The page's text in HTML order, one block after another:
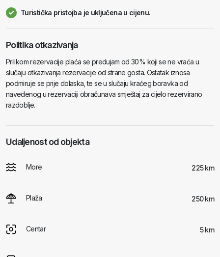
Turistička pristojba je uključena u cijenu.
Politika otkazivanja
Prilikom rezervacije plaća se predujam od 30% koji se ne vraća u
slučaju otkazivanja rezervacije od strane gosta. Ostatak iznosa
podmiruje se prije dolaska, te se u slučaju kraćeg boravka od
navedenog u rezervaciji obračunava smještaj za cijelo rezervirano
razdoblje.
Udaljenost od objekta
More 225 km
Plaža 250 km
Centar 5 km